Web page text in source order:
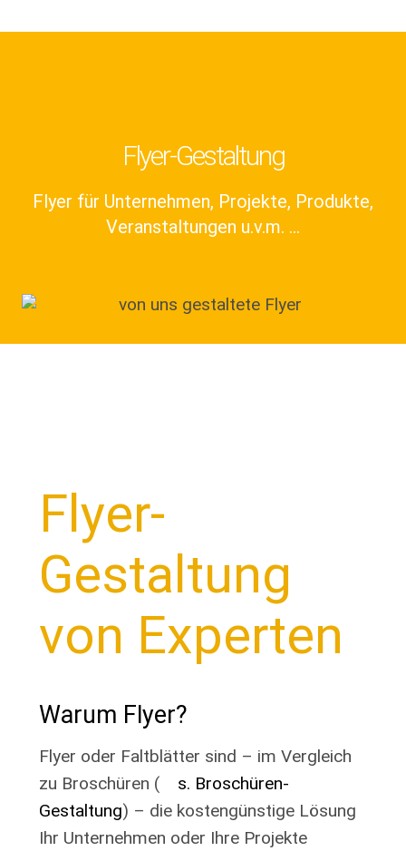
Flyer-Gestaltung
Flyer für Unternehmen, Projekte, Produkte,
Veranstaltungen u.v.m. ...
Flyer-
Gestaltung
von Experten
Warum Flyer?
Flyer oder Faltblätter sind – im Vergleich
zu Broschüren (
s. Broschüren-
Gestaltung) – die kostengünstige Lösung
Ihr Unternehmen oder Ihre Projekte